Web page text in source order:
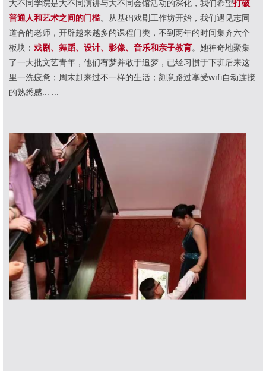
大不同学院是大不同演讲与大不同会馆活动的深化，我们希望打破
普通人和艺术之间的门槛。 从基础戏剧工作坊开始，我们遇见志同
道合的老师，开辟越来越多的课程门类，不到两年的时间集齐六个
板块： 戏剧、舞蹈、设计、影像、音乐和亲子教育。她神奇地聚集
了一大批文艺青年，他们有梦并敢于追梦，已经习惯于下班后来这
里一洗疲惫；周末赶来过不一样的生活；刻意路过享受wifi自动连接
的熟悉感... ...